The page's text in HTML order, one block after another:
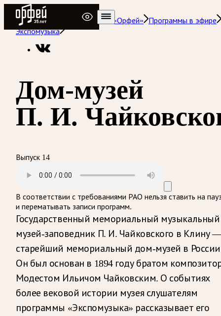
Радио Орфей
Радио классической музыки «Орфей»
Программы в эфире
Экспомузыка
Дом-музей
П. И.
Выпуск 14
В соответствии с требованиями РАО нельзя ставить на
и перематывать записи программ.
Государственный мемориальный музыкальный
музей-заповедник П. И. Чайковского в Клину
старейший мемориальный дом-музей в
Он был основан в 1894 году братом
Модестом Ильичом Чайковским. О событиях
более вековой истории музея слушателям
программы «Экспомузыка» рассказывает его